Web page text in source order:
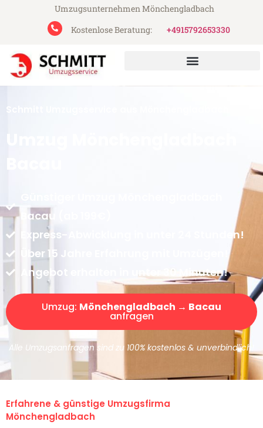
Umzugsunternehmen Mönchengladbach
Kostenlose Beratung:
+4915792653330
Schmitt Umzugsservice aus Mönchengladbach
Bacau (ab 199€)
Express-Abwicklung in unter 24 Stunden!
Über 15 Jahre Erfahrung mit Umzügen!
Angebot erhalten in unter 30 Minuten!
Umzug: Mönchengladbach → Bacau
anfragen
Alle Umzugsanfragen sind zu 100% kostenlos & unverbindlich!
Erfahrene & günstige Umzugsfirma
Mönchengladbach